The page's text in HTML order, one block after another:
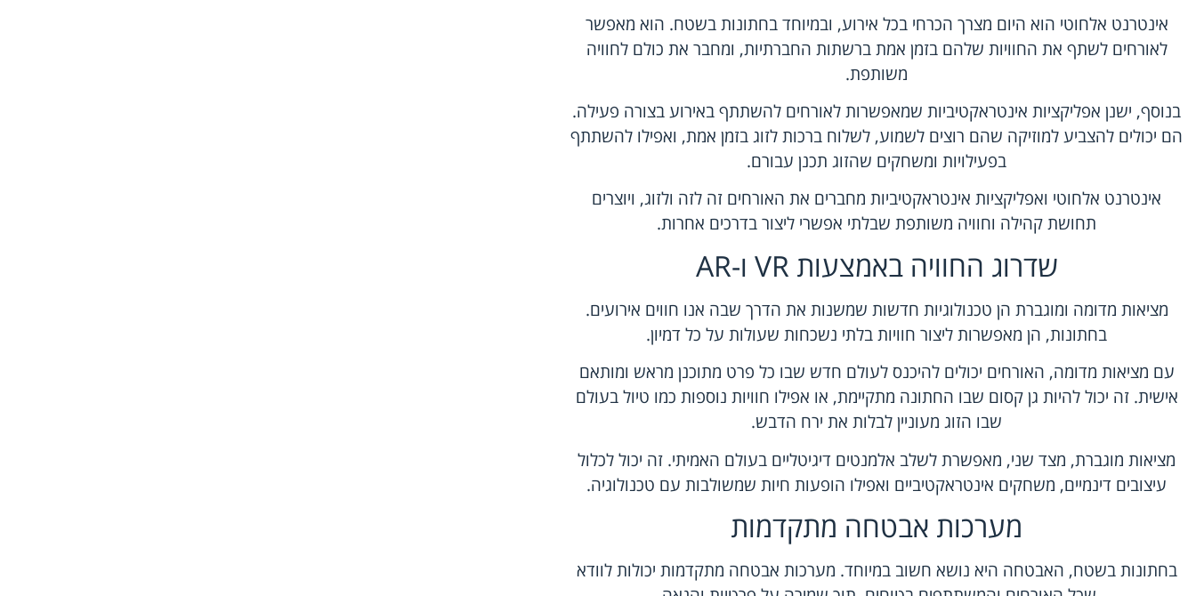
אינטרנט אלחוטי הוא היום מצרך הכרחי בכל אירוע, ובמיוחד בחתונות בשטח. הוא מאפשר
לאורחים לשתף את החוויות שלהם בזמן אמת ברשתות החברתיות, ומחבר את כולם לחוויה
משותפת.
בנוסף, ישנן אפליקציות אינטראקטיביות שמאפשרות לאורחים להשתתף באירוע בצורה פעילה.
הם יכולים להצביע למוזיקה שהם רוצים לשמוע, לשלוח ברכות לזוג בזמן אמת, ואפילו להשתתף
בפעילויות ומשחקים שהזוג תכנן עבורם.
אינטרנט אלחוטי ואפליקציות אינטראקטיביות מחברים את האורחים זה לזה ולזוג, ויוצרים
תחושת קהילה וחוויה משותפת שבלתי אפשרי ליצור בדרכים אחרות.
שדרוג החוויה באמצעות VR ו-AR
מציאות מדומה ומוגברת הן טכנולוגיות חדשות שמשנות את הדרך שבה אנו חווים אירועים.
בחתונות, הן מאפשרות ליצור חוויות בלתי נשכחות שעולות על כל דמיון.
עם מציאות מדומה, האורחים יכולים להיכנס לעולם חדש שבו כל פרט מתוכנן מראש ומותאם
אישית. זה יכול להיות גן קסום שבו החתונה מתקיימת, או אפילו חוויות נוספות כמו טיול בעולם
שבו הזוג מעוניין לבלות את ירח הדבש.
מציאות מוגברת, מצד שני, מאפשרת לשלב אלמנטים דיגיטליים בעולם האמיתי. זה יכול לכלול
עיצובים דינמיים, משחקים אינטראקטיביים ואפילו הופעות חיות שמשולבות עם טכנולוגיה.
מערכות אבטחה מתקדמות
בחתונות בשטח, האבטחה היא נושא חשוב במיוחד. מערכות אבטחה מתקדמות יכולות לוודא